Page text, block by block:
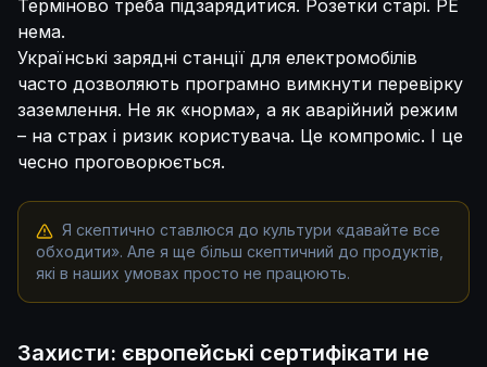
Терміново треба підзарядитися. Розетки старі. PE
нема.
Українські зарядні станції для електромобілів
часто дозволяють програмно вимкнути перевірку
заземлення. Не як «норма», а як аварійний режим
– на страх і ризик користувача. Це компроміс. І це
чесно проговорюється.
Я скептично ставлюся до культури «давайте все
обходити». Але я ще більш скептичний до продуктів,
які в наших умовах просто не працюють.
Захисти: європейські сертифікати не